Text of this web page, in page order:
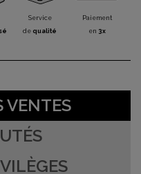
Service
de qualité
Paiement
en 3x
VENTES